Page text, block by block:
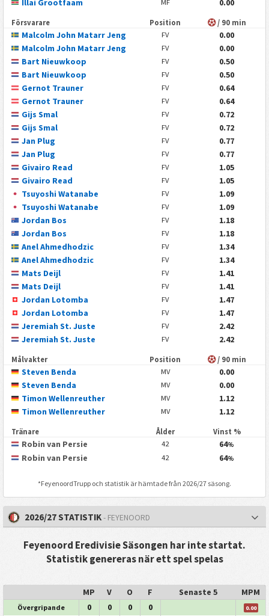
MF
Försvarare Position / 90 min
Malcolm John Matarr Jeng FV
0.00
Malcolm John Matarr Jeng
FV
0.00
Bart Nieuwkoop
FV
0.50
Bart Nieuwkoop
FV
0.50
Gernot Trauner
FV
0.64
Gernot Trauner
FV
0.64
Gijs Smal
FV
0.72
Gijs Smal
FV
0.72
Jan Plug
FV
0.77
Jan Plug
FV
0.77
Givairo Read
FV
1.05
Givairo Read
FV
1.05
Tsuyoshi Watanabe
FV
1.09
Tsuyoshi Watanabe
FV
1.09
Jordan Bos
FV
1.18
Jordan Bos
FV
1.18
Anel Ahmedhodzic
FV
1.34
Anel Ahmedhodzic
FV
1.34
Mats Deijl
FV
1.41
Mats Deijl
FV
1.41
Jordan Lotomba
FV
1.47
Jordan Lotomba
FV
1.47
Jeremiah St. Juste
FV
2.42
Jeremiah St. Juste
FV 2.42
Målvakter Position / 90 min
Steven Benda MV
0.00
Steven Benda
MV
0.00
Timon Wellenreuther
MV
1.12
Timon Wellenreuther
MV 1.12
Tränare Ålder Vinst %
Robin van Persie 42 64%
Robin van Persie 42 64%
*FeyenoordTrupp och statistik är hämtade från 2026/27 säsong.
2026/27 STATISTIK- FEYENOORD
Feyenoord Eredivisie Säsongen har inte startat.
Statistik genereras när ett spel spelas
MP V O F Senaste 5 MPM
Övergripande 0 0 0 0 0.00